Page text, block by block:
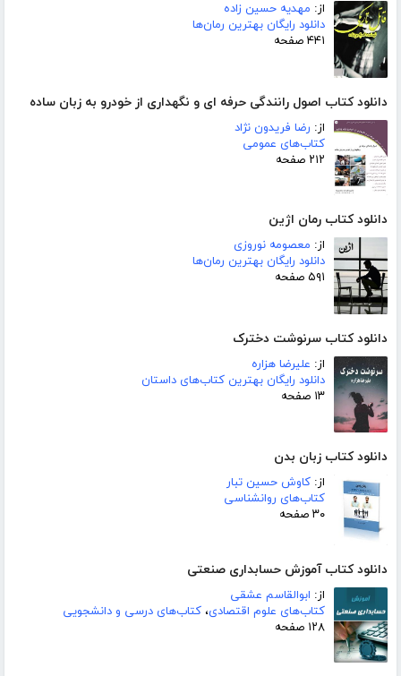
از: مهدیه حسین زاده
دانلود رایگان بهترین رمان‌ها
۴۴۱ صفحه
دانلود کتاب اصول رانندگی حرفه ای و نگهداری از خودرو به زبان ساده
از: رضا فریدون نژاد
کتاب‌های عمومی
۲۱۲ صفحه
دانلود کتاب رمان اژین
از: معصومه نوروزی
دانلود رایگان بهترین رمان‌ها
۵۹۱ صفحه
دانلود کتاب سرنوشت دخترک
از: علیرضا هزاره
دانلود رایگان بهترین کتاب‌های داستان
۱۳ صفحه
دانلود کتاب زبان بدن
از: کاوش حسین تبار
کتاب‌های روانشناسی
۳۰ صفحه
دانلود کتاب آموزش حسابداری صنعتی
از: ابوالقاسم عشقی
کتاب‌های علوم اقتصادی، کتاب‌های درسی و دانشجویی
۱۲۸ صفحه